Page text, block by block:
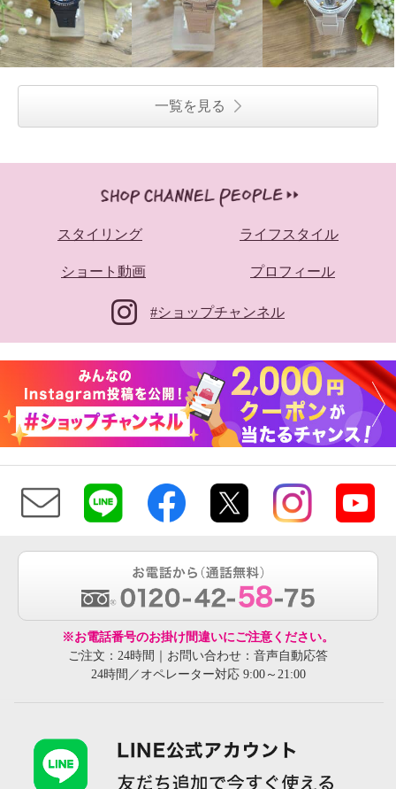
一覧を見る
スタイリング ライフスタイル
ショート動画 プロフィール
#ショップチャンネル
※お電話番号のお掛け間違いにご注意ください。
ご注文：24時間｜お問い合わせ：音声自動応答
24時間／オペレーター対応 9:00～21:00